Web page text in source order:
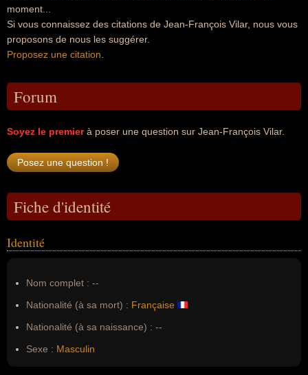
moment...
Si vous connaissez des citations de Jean-François Vilar, nous vous
proposons de nous les suggérer.
Proposez une citation
Forum
Soyez le premierà poser une question sur Jean-François Vilar.
Fiche d'identité
Identité
Nom complet : --
Nationalité (à sa mort) : Française
Nationalité (à sa naissance) : --
Sexe : Masculin